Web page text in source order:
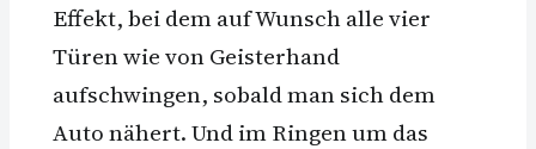
Effekt, bei dem auf Wunsch alle vier
Türen wie von Geisterhand
aufschwingen, sobald man sich dem
Auto nähert. Und im Ringen um das